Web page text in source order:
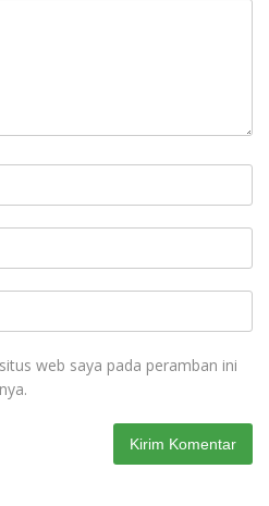
web saya pada peramban ini